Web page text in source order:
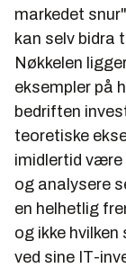
markedet
kan selv bidra
Nøkkelen
eksempler på
bedriften
teoretiske
imidlertid være
og analysere
en helhetlig
og ikke
ved sine IT-